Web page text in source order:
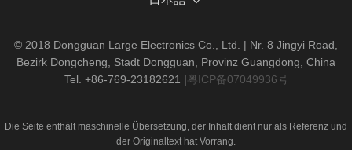
© 2018 Dongguan Large Electronics Co., Ltd. | Nr. 8 Jingyi Road,
Bezirk Dongcheng, Stadt Dongguan, Provinz Guangdong, China
Tel. +86-769-23182621 |粤ICP备07049936号
Die Seite enthält maschinelle Übersetzung, der Inhalt dient nur als Referenz und
der Originaltext hat Vorrang.